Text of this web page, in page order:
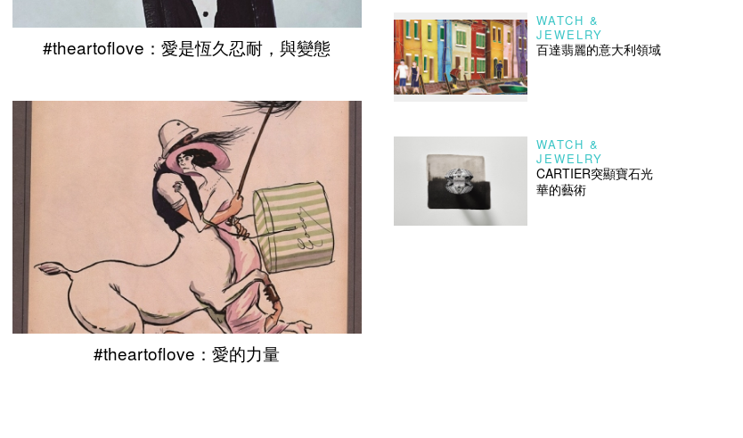
#theartoflove：愛是恆久忍耐，與變態
#theartoflove：愛的力量
WATCH &
JEWELRY
百達翡麗的意大利領域
WATCH &
JEWELRY
CARTIER突顯寶石光
華的藝術